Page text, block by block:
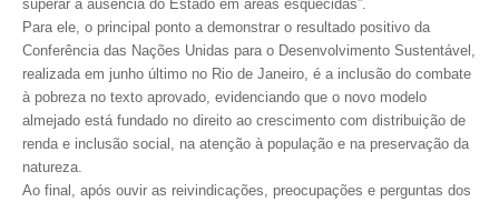
CAMPANHAS SALARIAIS
COMUNICAÇÃO
PALAVRA DO MURILO
NOTÍCIAS
superar a ausência do Estado em áreas esquecidas”.
Para ele, o principal ponto a demonstrar o resultado positivo da
Conferência das Nações Unidas para o Desenvolvimento Sustentável,
realizada em junho último no Rio de Janeiro, é a inclusão do combate
à pobreza no texto aprovado, evidenciando que o novo modelo
almejado está fundado no direito ao crescimento com distribuição de
renda e inclusão social, na atenção à população e na preservação da
natureza.
Ao final, após ouvir as reivindicações, preocupações e perguntas dos